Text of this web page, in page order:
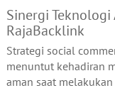
Sinergi Teknologi
RajaBacklink
Strategi social
menuntut kehadiran
aman saat melakukan